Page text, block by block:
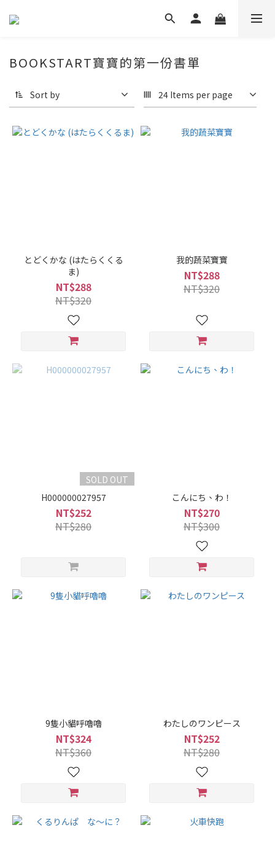
BOOKSTART寶寶的第一份書單
Sort by 24 Items per page
とどくかな (はたらくくる
ま)
NT$288
NT$320
我的蔬菜寶寶
NT$288
NT$320
SOLD OUT
H000000027957
NT$252
NT$280
こんにち、わ！
NT$270
NT$300
9隻小貓呼嚕嚕
NT$324
NT$360
わたしのワンピース
NT$252
NT$280